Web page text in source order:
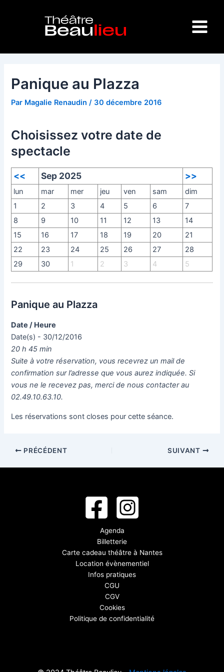
Menu
Panique au Plazza
Par Magalie Renaudin/ 30 décembre 2016
Choisissez votre date de
spectacle
<< Sep 2025 >>
lun mar mer jeu ven sam
dim
1
2 3 4 5 6
7
8
9 10 11 12 13
14
15
16 17 18 19 20
21
22
23 24 25 26 27
28
29
30 1 2 3 4 5
Panique au Plazza
Date / Heure
Date(s) - 30/12/2016
20 h 45 min
Suite à votre réservation, vous recevrez un mail de
confirmation sur l’adresse que vous aurez indiquée. Si
vous ne le recevez pas, merci de nous contacter au
02.49.10.63.10.
Les réservations sont closes pour cette séance.
PRÉCÉDENT SUIVANT
Agenda
Billetterie
Carte cadeau théâtre à Nantes
Location évènementiel
Infos pratiques
CGU
CGV
Cookies
Politique de confidentialité